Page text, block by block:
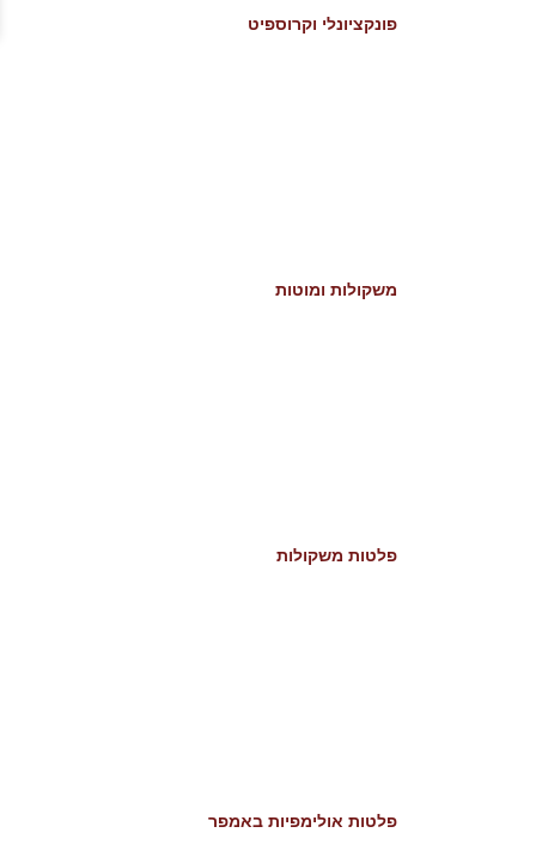
פונקציונלי וקרוספיט
משקולות ומוטות
פלטות משקולות
פלטות אולימפיות באמפר